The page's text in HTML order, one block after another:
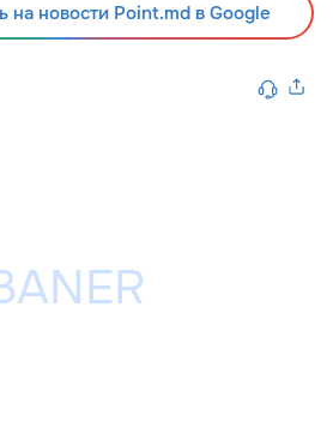
на новости Point.md в Google